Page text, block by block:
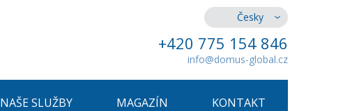
Česky
+420 775 154 846
info@domus-global.cz
NAŠE SLUŽBY MAGAZÍN KONTAKT